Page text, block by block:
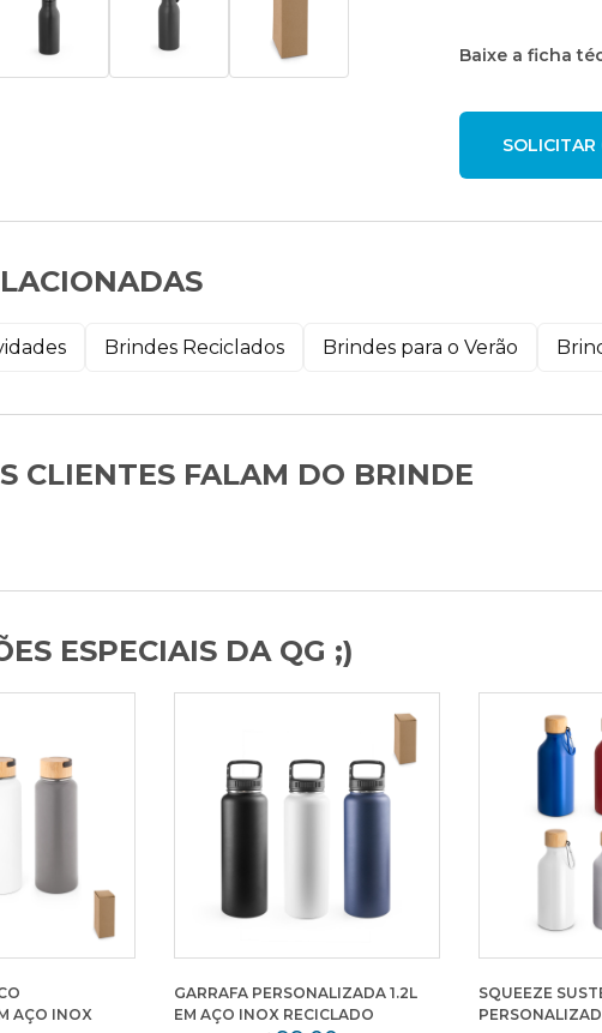
Baixe a ficha
Brindes Reciclados Brindes para o Verão
CLIENTES FALAM DO BRINDE
ESPECIAIS DA QG ;)
AÇO INOX
GARRAFA PERSONALIZADA 1.2L
EM AÇO INOX RECICLADO
SQUEEZE